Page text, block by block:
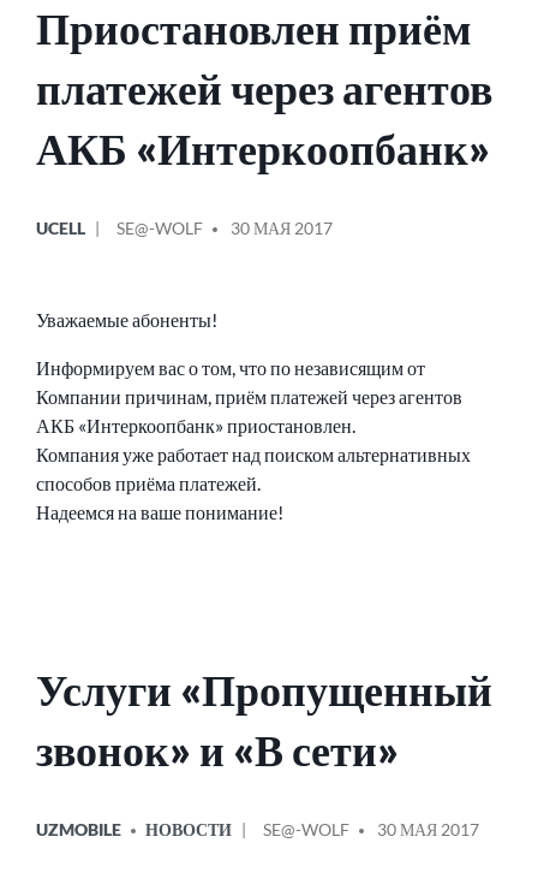
Приостановлен приём
платежей через агентов
АКБ «Интеркоопбанк»
В
UCELL
ОТ
SE@-WOLF 30 МАЯ 2017
Уважаемые абоненты!
Информируем вас о том, что по независящим от
Компании причинам, приём платежей через агентов
АКБ «Интеркоопбанк» приостановлен.
Компания уже работает над поиском альтернативных
способов приёма платежей.
Надеемся на ваше понимание!
Услуги «Пропущенный
звонок» и «В сети»
В
UZMOBILE НОВОСТИ
ОТ
SE@-WOLF 30 МАЯ 2017